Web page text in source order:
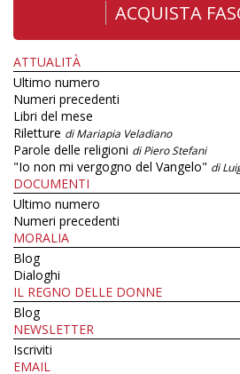
ACQUISTA
ATTUALITÀ
Ultimo numero
Numeri precedenti
Libri del mese
Riletture di Mariapia Veladiano
Parole delle religioni di Piero Stefani
"Io non mi vergogno del Vangelo" di
DOCUMENTI
Ultimo numero
Numeri precedenti
MORALIA
Blog
Dialoghi
IL REGNO DELLE DONNE
Blog
NEWSLETTER
Iscriviti
EMAIL